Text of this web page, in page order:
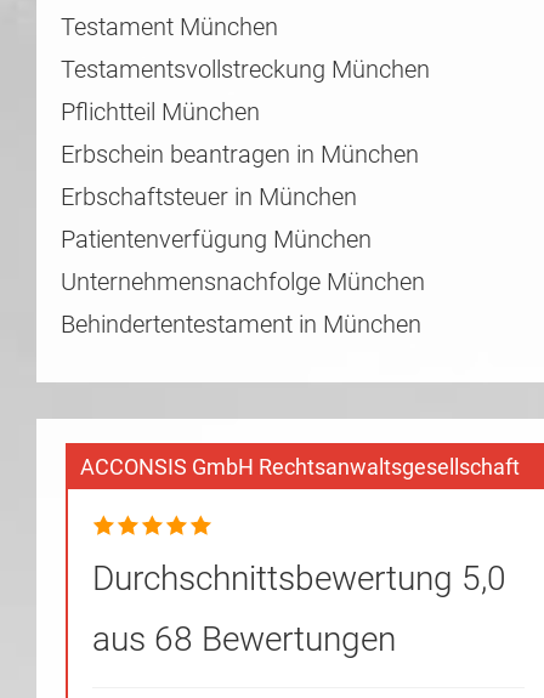
Testament München
Testamentsvollstreckung München
Pflichtteil München
Erbschein beantragen in München
Erbschaftsteuer in München
Patientenverfügung München
Unternehmensnachfolge München
Behindertentestament in München
ACCONSIS GmbH Rechtsanwaltsgesellschaft
Durchschnittsbewertung 5,0
aus 68 Bewertungen